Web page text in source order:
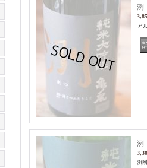
洌
ア
洌
洌